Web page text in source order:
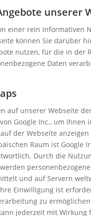
unserer
einer rein informativen
können Sie darüber
nutzen, für die in der
Daten
auf unserer Webseite
Google Inc., um Ihnen
der Webseite anzeigen
Raum ist Google
Durch die
und auf Servern
Einwilligung ist
zu
jederzeit mit Wirkung